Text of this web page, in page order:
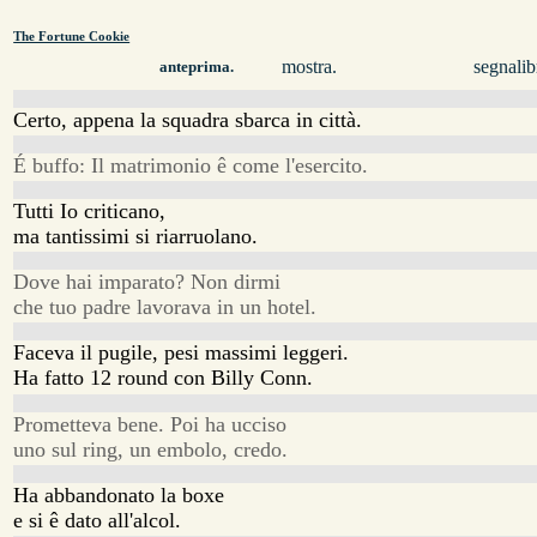
The Fortune Cookie
anteprima. mostra.
Certo, appena la squadra sbarca in città.
É buffo: Il matrimonio ê come l'esercito.
Tutti Io criticano,
ma tantissimi si riarruolano.
Dove hai imparato? Non dirmi
che tuo padre lavorava in un hotel.
Faceva il pugile, pesi massimi leggeri.
Ha fatto 12 round con Billy Conn.
Prometteva bene. Poi ha ucciso
uno sul ring, un embolo, credo.
Ha abbandonato la boxe
e si ê dato all'alcol.